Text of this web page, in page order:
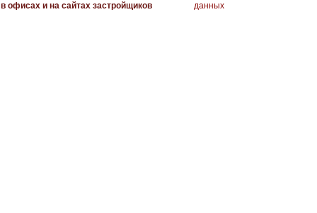
в офисах и на сайтах застройщиков
данных